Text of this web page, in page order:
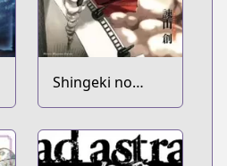
Shingeki no
Kyojin